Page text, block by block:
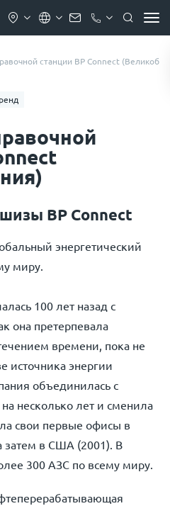
станции BP Connect
BP Connect
энергетический
миру.
100 лет назад с
она претерпевала
времени, пока не
источника энергии
объединилась с
несколько лет и сменила
свои первые офисы в
затем в США (2001). В
300 АЗС по всему миру.